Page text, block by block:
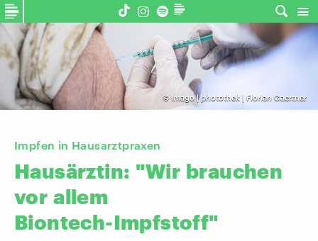
© Imago | photothek | Florian Gaertner
Impfen in Hausarztpraxen
Hausärztin: "Wir brauchen
vor allem
Biontech-Impfstoff"